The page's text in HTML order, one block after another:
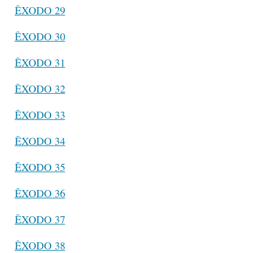
ÊXODO 29
ÊXODO 30
ÊXODO 31
ÊXODO 32
ÊXODO 33
ÊXODO 34
ÊXODO 35
ÊXODO 36
ÊXODO 37
ÊXODO 38